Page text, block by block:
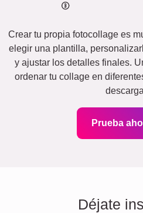
Crear tu propia fotocollage es
elegir una plantilla,
y ajustar los detalles finales.
ordenar tu collage en
Prueba
Déjate